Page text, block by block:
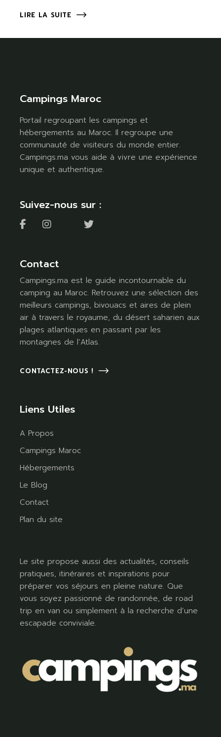
LIRE LA SUITE
Campings Maroc
Portail regroupant les campings et
hébergements au Maroc. Il regroupe une
communauté de visiteurs du monde entier.
Campings.ma vous aide à vivre une expérience
unique et authentique.
Suivez-nous sur :
Contact
Campings.ma est le guide incontournable du
camping au Maroc. Retrouvez une sélection des
meilleurs campings, bivouacs et aires de plein
air à travers le royaume, du désert saharien aux
plages atlantiques en passant par les
montagnes de l’Atlas.
CONTACTEZ-NOUS !
Liens Utiles
A Propos
Campings Maroc
Hébergements
Le Blog
Contact
Plan du site
Le site propose aussi des actualités, conseils
pratiques, itinéraires et inspirations pour
préparer vos séjours en pleine nature. Que
vous soyez passionné de randonnée, de road
trip en van ou simplement à la recherche d’une
escapade conviviale.